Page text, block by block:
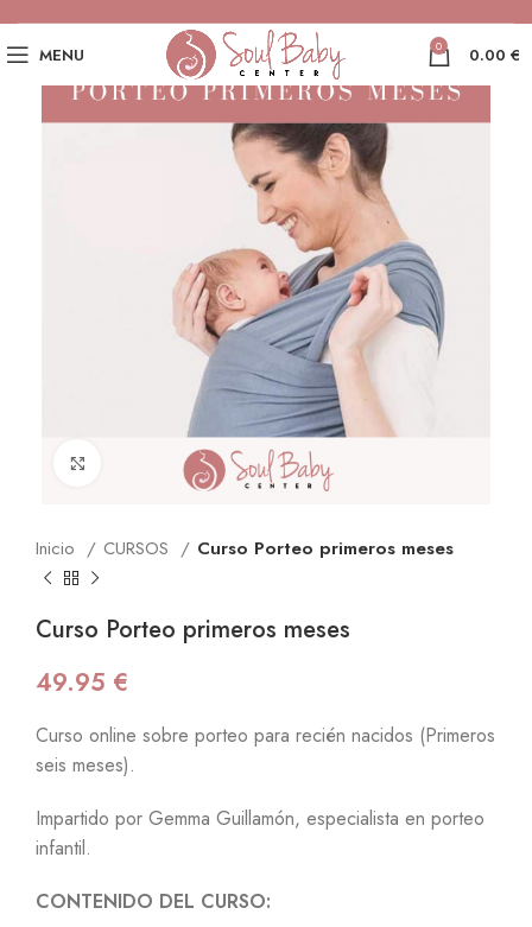
MENU 0 0.00 €
Click to enlarge
Inicio CURSOS Curso Porteo primeros meses
Curso Porteo primeros meses
49.95 €
Curso online sobre porteo para recién nacidos (Primeros
seis meses).
Impartido por Gemma Guillamón, especialista en porteo
infantil.
CONTENIDO DEL CURSO: